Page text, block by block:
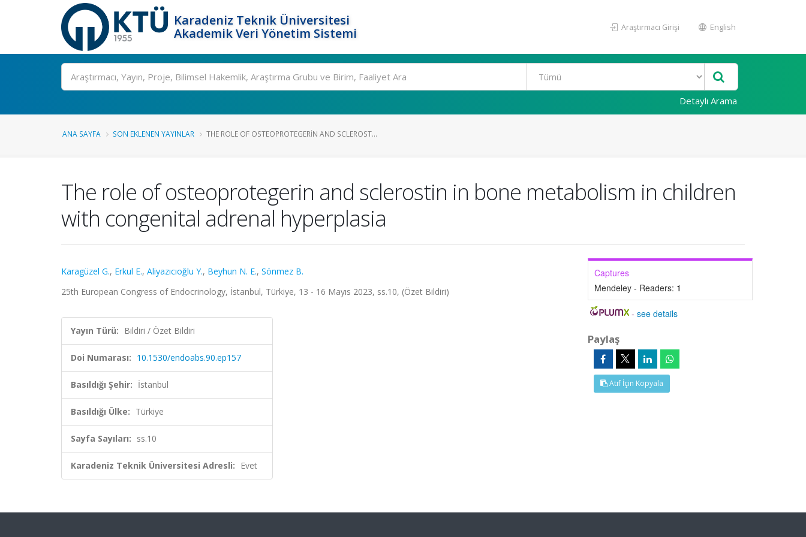
Karadeniz Teknik Üniversitesi
Akademik Veri Yönetim Sistemi
Araştırmacı Girişi English
Ara
Detaylı Arama
ANA SAYFA SON EKLENEN YAYINLAR THE ROLE OF OSTEOPROTEGERIN AND SCLEROST...
The role of osteoprotegerin and sclerostin in bone metabolism in children
with congenital adrenal hyperplasia
Karagüzel G., Erkul E., Aliyazıcıoğlu Y., Beyhun N. E., Sönmez B.
25th European Congress of Endocrinology, İstanbul, Türkiye, 13 - 16 Mayıs 2023, ss.10, (Özet Bildiri)
Yayın Türü: Bildiri / Özet Bildiri
Doi Numarası: 10.1530/endoabs.90.ep157
Basıldığı Şehir: İstanbul
Basıldığı Ülke: Türkiye
Sayfa Sayıları: ss.10
Karadeniz Teknik Üniversitesi Adresli: Evet
Captures
Mendeley - Readers: 1
-see details
Paylaş
Atıf İçin Kopyala